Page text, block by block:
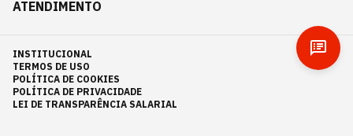
ATENDIMENTO
INSTITUCIONAL
TERMOS DE USO
POLÍTICA DE COOKIES
POLÍTICA DE PRIVACIDADE
LEI DE TRANSPARÊNCIA SALARIAL